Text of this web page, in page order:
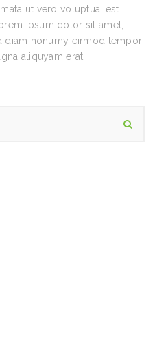
ut vero voluptua. est
ipsum dolor sit amet,
diam nonumy eirmod tempor
aliquyam erat.